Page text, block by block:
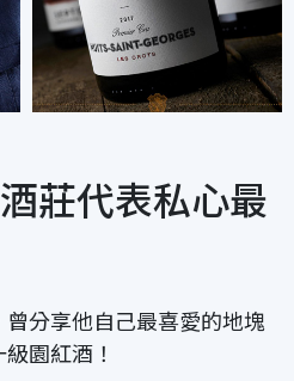
莊代表私心最
分享他自己最喜愛的地塊
級園紅酒 ！